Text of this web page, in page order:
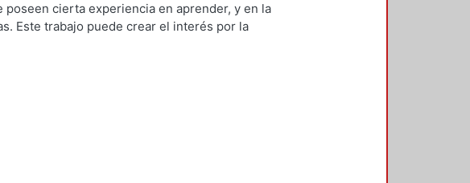
cierta experiencia en aprender, y en la
Este trabajo puede crear el interés por la